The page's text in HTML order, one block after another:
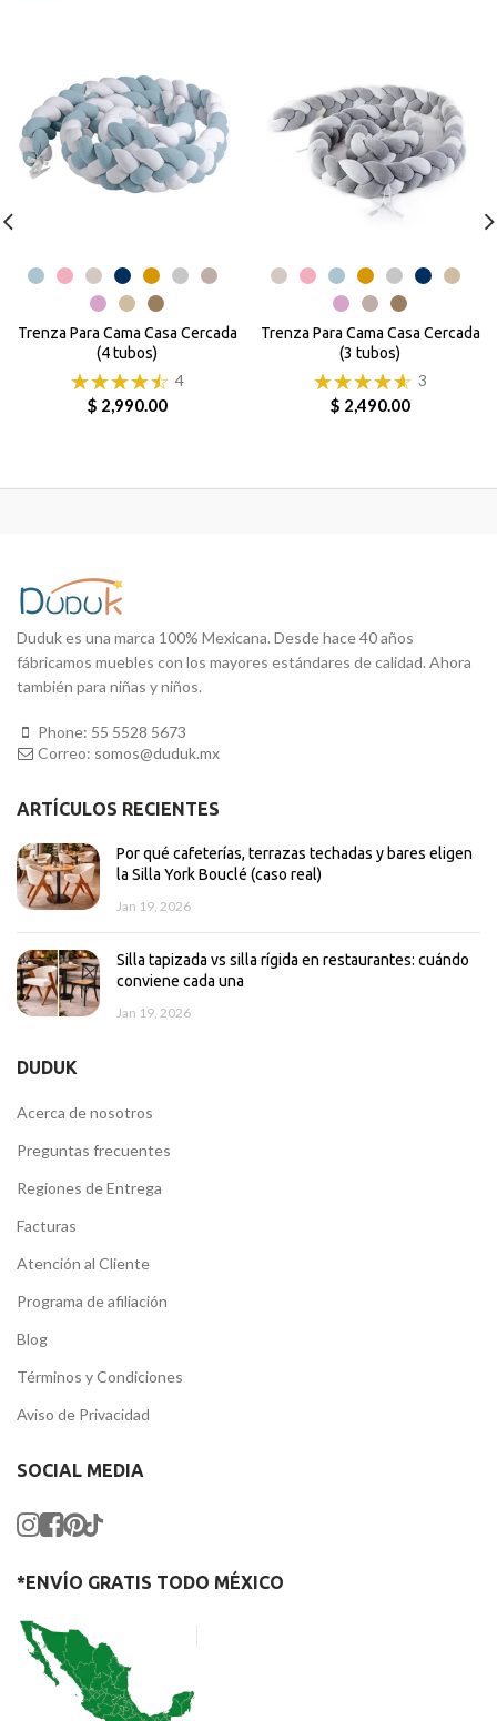
Trenza Para Cama Casa Cercada
(4 tubos)
4
$ 2,990.00
Trenza Para Cama Casa Cercada
(3 tubos)
3
$ 2,490.00
Duduk es una marca 100% Mexicana. Desde hace 40 años
fábricamos muebles con los mayores estándares de calidad. Ahora
también para niñas y niños.
Phone: 55 5528 5673
Correo: somos@duduk.mx
ARTÍCULOS RECIENTES
Por qué cafeterías, terrazas techadas y bares eligen
la Silla York Bouclé (caso real)
Jan 19, 2026
Silla tapizada vs silla rígida en restaurantes: cuándo
conviene cada una
Jan 19, 2026
DUDUK
Acerca de nosotros
Preguntas frecuentes
Regiones de Entrega
Facturas
Atención al Cliente
Programa de afiliación
Blog
Términos y Condiciones
Aviso de Privacidad
SOCIAL MEDIA
*ENVÍO GRATIS TODO MÉXICO